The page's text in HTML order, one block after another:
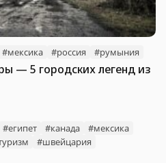
#мексика #россия #румыния
— 5 городских легенд из
#египет #канада
#мексика
#швейцария